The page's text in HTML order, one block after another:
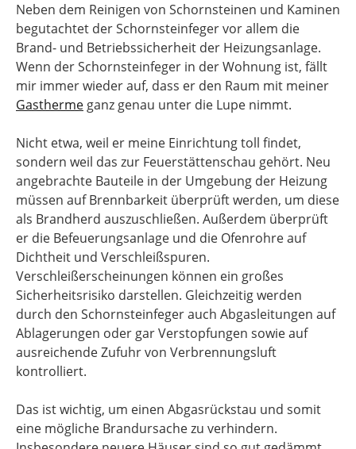
Neben dem Reinigen von Schornsteinen und Kaminen
begutachtet der Schornsteinfeger vor allem die
Brand- und Betriebssicherheit der Heizungsanlage.
Wenn der Schornsteinfeger in der Wohnung ist, fällt
mir immer wieder auf, dass er den Raum mit meiner
Gastherme ganz genau unter die Lupe nimmt.
Nicht etwa, weil er meine Einrichtung toll findet,
sondern weil das zur Feuerstättenschau gehört. Neu
angebrachte Bauteile in der Umgebung der Heizung
müssen auf Brennbarkeit überprüft werden, um diese
als Brandherd auszuschließen. Außerdem überprüft
er die Befeuerungsanlage und die Ofenrohre auf
Dichtheit und Verschleißspuren.
Verschleißerscheinungen können ein großes
Sicherheitsrisiko darstellen. Gleichzeitig werden
durch den Schornsteinfeger auch Abgasleitungen auf
Ablagerungen oder gar Verstopfungen sowie auf
ausreichende Zufuhr von Verbrennungsluft
kontrolliert.
Das ist wichtig, um einen Abgasrückstau und somit
eine mögliche Brandursache zu verhindern.